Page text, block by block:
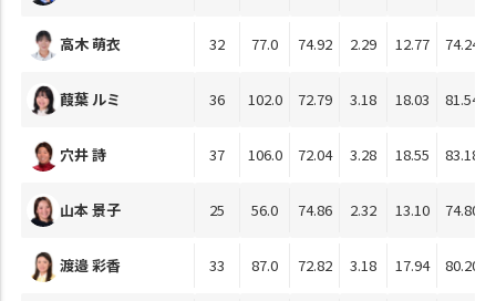
高木 萌衣 32 77.0 74.92 2.29 12.77 74.24
葭葉 ルミ 36 102.0 72.79 3.18 18.03 81.54
穴井 詩 37 106.0 72.04 3.28 18.55 83.18
山本 景子 25 56.0 74.86 2.32 13.10 74.80
渡邉 彩香 33 87.0 72.82 3.18 17.94 80.20